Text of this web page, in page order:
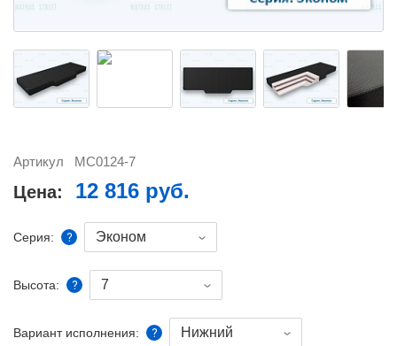
Артикул MC0124-7
Цена: 12 816 руб.
Серия: Эконом
Высота: 7
Вариант исполнения: Нижний